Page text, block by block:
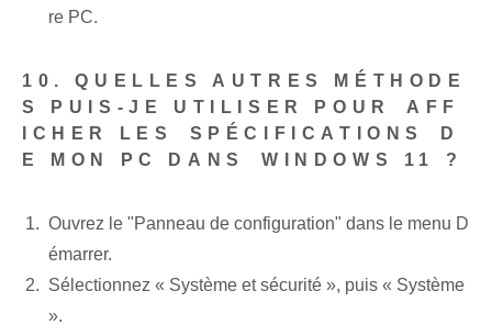
re PC.
10. QUELLES AUTRES MÉTHODE
S PUIS-JE UTILISER POUR ⁢AFF
ICHER LES ⁢SPÉCIFICATIONS⁢ D
E MON PC DANS⁤ WINDOWS 11 ?
Ouvrez le "Panneau de configuration" dans le menu D
émarrer.
Sélectionnez « Système et sécurité », puis « Système
».